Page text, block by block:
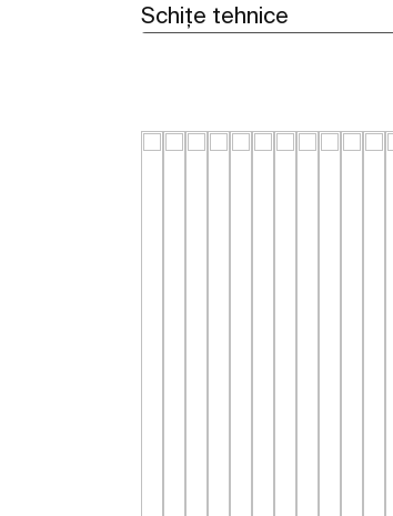
Schițe tehnice